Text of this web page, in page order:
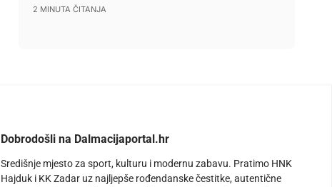
2 MINUTA ČITANJA
Dobrodošli na Dalmacijaportal.hr
Središnje mjesto za sport, kulturu i modernu zabavu. Pratimo HNK
Hajduk i KK Zadar uz najljepše rođendanske čestitke, autentične